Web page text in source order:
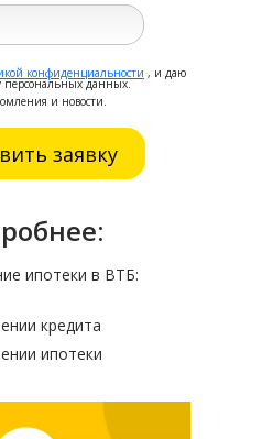
конфиденциальности , и даю
персональных данных.
и новости.
ипотеки в ВТБ:
кредита
ипотеки